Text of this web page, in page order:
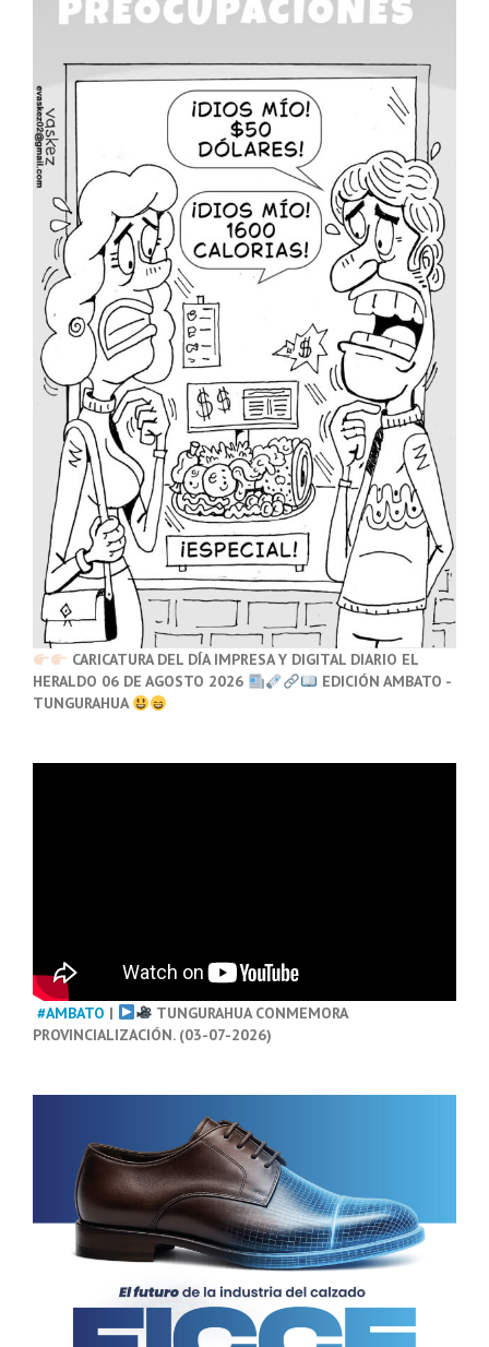
CARICATURA DEL DÍA IMPRESA Y DIGITAL DIARIO EL
HERALDO 06 DE AGOSTO 2026
EDICIÓN AMBATO -
TUNGURAHUA
#AMBATO |
TUNGURAHUA CONMEMORA
PROVINCIALIZACIÓN. (03-07-2026)